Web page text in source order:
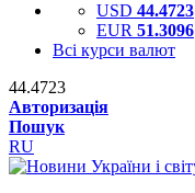
USD 44.4723
EUR 51.3096
Всі курси валют
44.4723
Авторизація
Пошук
RU